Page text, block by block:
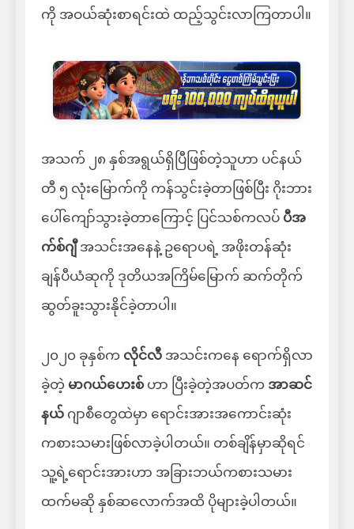
ကို အဝယ်ဆုံးစာရင်းထဲ ထည့်သွင်းလာကြတာပါ။
အသက် ၂၈ နှစ်အရွယ်ရှိပြီဖြစ်တဲ့သူဟာ ပင်နယ်
တီ ၅ လုံးမြောက်ကို ကန်သွင်းခဲ့တာဖြစ်ပြီး ဂိုးဘား
ပေါ်ကျော်သွားခဲ့တာကြောင့် ပြင်သစ်ကလပ် ပီအ
က်စ်ဂျီအသင်းအနေနဲ့ ဥရောပရဲ့ အဖိုးတန်ဆုံး
ချန်ပီယံဆုကို ဒုတိယအကြိမ်မြောက် ဆက်တိုက်
ဆွတ်ခူးသွားနိုင်ခဲ့တာပါ။
၂၀၂၀ ခုနှစ်က လိုင်လီ အသင်းကနေ ရောက်ရှိလာ
ခဲ့တဲ့ မာဂယ်ဟေးစ်ဟာ ပြီးခဲ့တဲ့အပတ်က အာဆင်
နယ် ဂျာစီတွေထဲမှာ ရောင်းအားအကောင်းဆုံး
ကစားသမားဖြစ်လာခဲ့ပါတယ်။ တစ်ချိန်မှာဆိုရင်
သူ့ရဲ့ရောင်းအားဟာ အခြားဘယ်ကစားသမား
ထက်မဆို နှစ်ဆလောက်အထိ ပိုများခဲ့ပါတယ်။